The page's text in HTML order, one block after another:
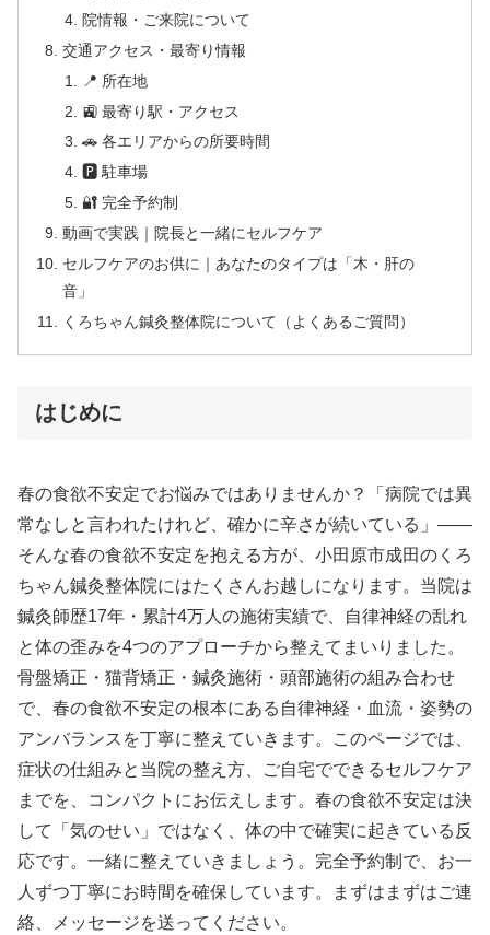
院情報・ご来院について
交通アクセス・最寄り情報
📍 所在地
🚉 最寄り駅・アクセス
🚗 各エリアからの所要時間
🅿 駐車場
🔐 完全予約制
動画で実践｜院長と一緒にセルフケア
セルフケアのお供に｜あなたのタイプは「木・肝の
音」
くろちゃん鍼灸整体院について（よくあるご質問）
はじめに
春の食欲不安定でお悩みではありませんか？「病院では異
常なしと言われたけれど、確かに辛さが続いている」——
そんな春の食欲不安定を抱える方が、小田原市成田のくろ
ちゃん鍼灸整体院にはたくさんお越しになります。当院は
鍼灸師歴17年・累計4万人の施術実績で、自律神経の乱れ
と体の歪みを4つのアプローチから整えてまいりました。
骨盤矯正・猫背矯正・鍼灸施術・頭部施術の組み合わせ
で、春の食欲不安定の根本にある自律神経・血流・姿勢の
アンバランスを丁寧に整えていきます。このページでは、
症状の仕組みと当院の整え方、ご自宅でできるセルフケア
までを、コンパクトにお伝えします。春の食欲不安定は決
して「気のせい」ではなく、体の中で確実に起きている反
応です。一緒に整えていきましょう。完全予約制で、お一
人ずつ丁寧にお時間を確保しています。まずはまずはご連
絡、メッセージを送ってください。